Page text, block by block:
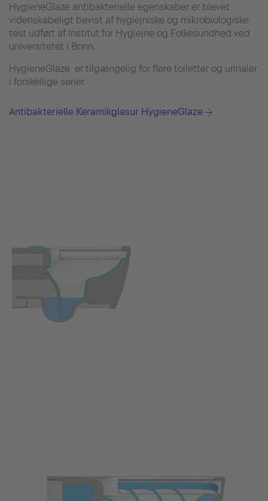
HygieneGlaze antibakterielle egenskaber er blevet
videnskabeligt bevist af hygiejniske og mikrobiologiske
test udført af Institut for Hygiejne og Folkesundhed ved
universitetet i Bonn.
HygieneGlaze er tilgængelig for flere toiletter og urinaler
i forskellige serier.
Antibakterielle Keramikglasur HygieneGlaze